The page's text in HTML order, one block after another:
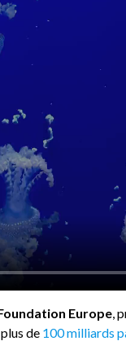
Europe,
de 100 milliards